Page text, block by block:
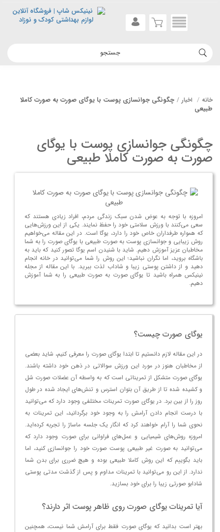
خانه اخبار
چگونگی جوانسازی پوست با یوگای صورت به صورت کاملا
طبیعی
چگونگی جوانسازی پوست با یوگای
صورت به صورت کاملا طبیعی
امروزه با توجه به عوض شدن سبک زندگی مردم، افراد زیادی هستند که
سعی می‌کنند با ورزش سلامتی خود را حفظ نمایند. یکی از این ورزش‌هایی
که همواره طرفداران خاص خود را دارد، یوگا است. در این مقاله می‌خواهیم
روش زیبایی و جوانسازی پوست به صورت طبیعی با یوگای صورت را به شما
مخاطبان عزیز آموزش دهیم. شاید با شنیدن اسم یوگا تصور کنید که باید به
باشگاه بروید، اما نگران نباشید؛ این روش را شما می‌توانید در خانه انجام
دهید و از داشتن پوستی زیبا و شاداب لذت ببرید. با این مقاله از مجله
نینیکس همراه باشید تا یوگای صورت به صورت طبیعی را به شما آموزش
دهیم.
یوگای صورت چیست؟
در این مقاله لازم دانستیم تا ابتدا یوگای صورت را معرفی کنیم، شاید بعضی
از مخاطبان هنوز در مورد این ورزش سوالاتی در ذهن خود داشته باشند.
یوگای صورت متشکل از تمریناتی است که به واسطه آن عضلات صورت شل
و کشیده شده تا از طریق آن بتوان استرس و تنش‌های ایجاد شده در طول
روز را از بین برد. در یوگای صورت تمرینات مختلفی وجود دارد که می‌توانید
با درست انجام دادن آرامش را به وجود خود برگردانید، این تمرینات به
نحوی شما را آرام خواهند کرد که انگار یک جلسه ماساژ را تجربه کرده‌اید.
امروزه روش‌های شیمیایی و عمل‌های فراوانی برای صورت وجود دارد که
می‌توانید به صورت غیر طبیعی پوست صورت خود را جوانسازی کنید، اما
باید بگوییم که این روش کاملا طبیعی بوده و هیچ ضرری برای بدن شما
ندارد. از این رو می‌توانید با تمرینات مداوم و پس از گذشت مدتی پوستی
شادابو صورتی زیبا را برای خود بسازید.
آیا تمرینات یوگای صورت روی ظاهر پوست اثر دارند؟
بهتر است بدانید که یوگای صورت فقط برای آرامش شما نیست، همچنین